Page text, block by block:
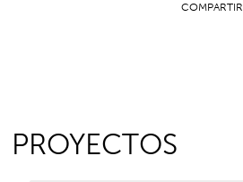
COMPARTIR
PROYECTOS